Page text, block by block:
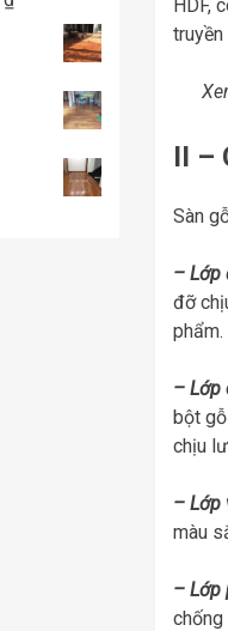
HDF,
II –
Sàn
– Lớp
đỡ
phẩm.
– Lớp
bột
chịu
– Lớp
màu
– Lớp